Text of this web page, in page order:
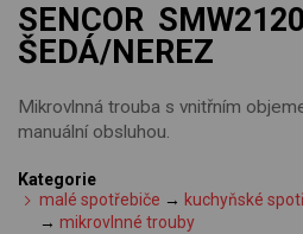
SENCOR
ŠEDÁ/NEREZ
Mikrovlnná trouba s vnitřním
manuální obsluhou.
Kategorie
malé spotřebiče → kuchyňské
→mikrovlnné trouby